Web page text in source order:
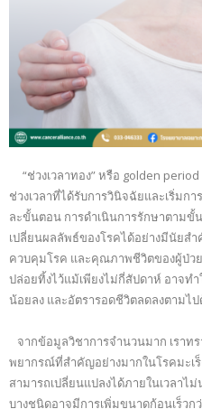
“ช่วงเวลาทอง” หรือ golden
ช่วงเวลาที่ได้รับการวินิจฉัยและเริ่มก
ละขั้นตอน การดำเนินการรักษาตามขั้
เปลี่ยนผลลัพธ์ของโรคได้อย่างมีนัยส
ควบคุมโรค และคุณภาพชีวิตของผู้ป่ว
ปล่อยทิ้งไว้แม้เพียงไม่กี่สัปดาห์ อาจท
น้อยลง และอัตรารอดชีวิตลดลงตามไป
จากข้อมูลวิชาการจำนวนมาก เราท
พยากรณ์ที่สำคัญอย่างมากในโรคมะเ
สามารถเปลี่ยนแปลงได้ภายในเวลาไ
บางชนิดอาจมีการเพิ่มขนาดก้อนเร็วก